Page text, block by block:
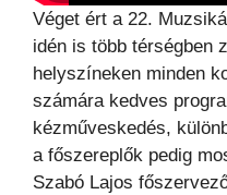
Véget ért a 22.
idén is több térségben
helyszíneken minden
számára kedves
kézműveskedés,
a főszereplők pedig
Szabó Lajos